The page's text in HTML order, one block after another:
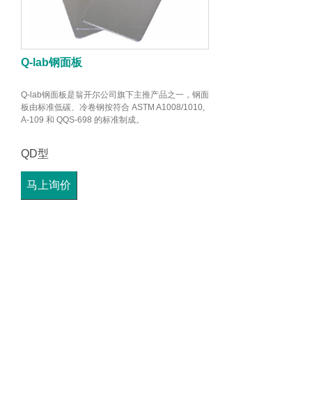
Q-lab钢面板
Q-lab钢面板是翁开尔公司旗下主推产品之一，钢面
板由标准低碳、冷卷钢按符合 ASTM A1008/1010,
A-109 和 QQS-698 的标准制成。
QD型
马上询价